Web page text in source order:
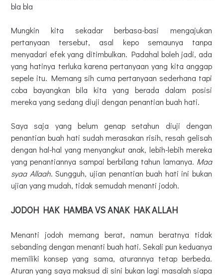
bla bla
Mungkin
kita sekadar berbasa-basi mengajukan
pertanyaan tersebut, asal kepo semaunya tanpa
menyadari efek yang ditimbulkan. Padahal boleh jadi, ada
yang hatinya terluka karena pertanyaan yang kita anggap
sepele itu. Memang sih cuma pertanyaan sederhana tapi
coba bayangkan bila kita yang berada dalam posisi
mereka yang sedang diuji dengan penantian buah hati.
Saya saja yang belum genap setahun diuji dengan
penantian buah hati sudah merasakan risih, resah gelisah
dengan hal-hal yang menyangkut anak, lebih-lebih mereka
yang penantiannya sampai berbilang tahun lamanya. Maa
syaa Allaah. Sungguh, ujian penantian buah hati ini bukan
ujian yang mudah, tidak semudah menanti jodoh.
JODOH HAK HAMBA VS ANAK HAK ALLAH
Menanti jodoh memang berat, namun beratnya tidak
sebanding dengan menanti buah hati. Sekali pun keduanya
memiliki konsep yang sama, aturannya tetap berbeda.
Aturan yang saya maksud di sini bukan lagi masalah siapa